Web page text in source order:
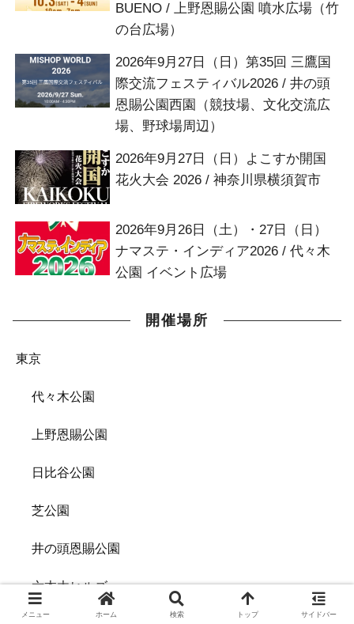
BUENO / 上野恩賜公園 噴水広場（竹
の台広場）
2026年9月27日（日）第35回 三鷹国
際交流フェスティバル2026 / 井の頭
恩賜公園西園（競技場、文化交流広
場、野球場周辺）
2026年9月27日（日）よこすか開国
花火大会 2026 / 神奈川県横須賀市
2026年9月26日（土）・27日（日）
ナマステ・インディア2026 / 代々木
公園 イベント広場
開催場所
東京
代々木公園
上野恩賜公園
日比谷公園
芝公園
井の頭恩賜公園
六本木ヒルズ
メニュー ホーム 検索 トップ サイドバー